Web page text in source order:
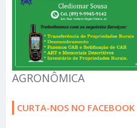
AGRONÔMICA
CURTA-NOS NO FACEBOOK :)